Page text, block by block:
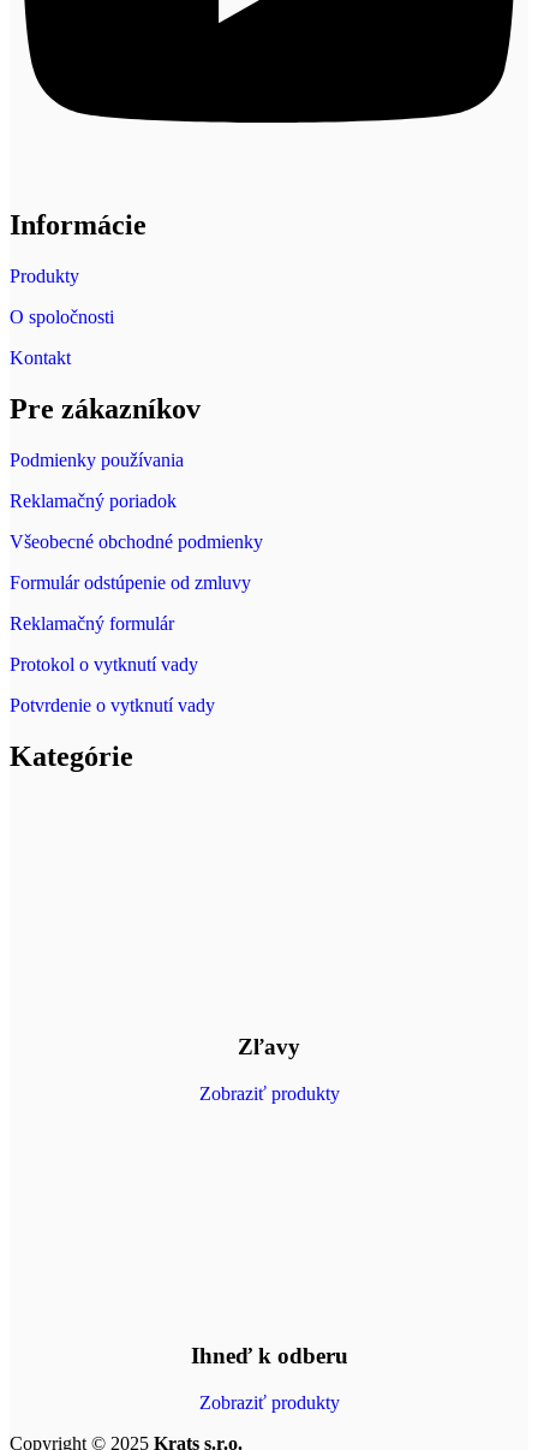
Informácie
Produkty
O spoločnosti
Kontakt
Pre zákazníkov
Podmienky používania
Reklamačný poriadok
Všeobecné obchodné podmienky
Formulár odstúpenie od zmluvy
Reklamačný formulár
Protokol o vytknutí vady
Potvrdenie o vytknutí vady
Kategórie
Zľavy
Zobraziť produkty
Ihneď k odberu
Zobraziť produkty
Copyright © 2025 Krats s.r.o.